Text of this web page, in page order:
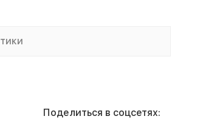
Поделиться в соцсетях: